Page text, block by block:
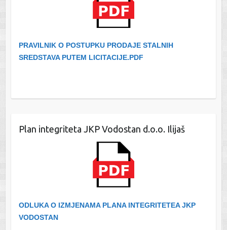
PRAVILNIK O POSTUPKU PRODAJE STALNIH
SREDSTAVA PUTEM LICITACIJE.PDF
Plan integriteta JKP Vodostan d.o.o. Ilijaš
ODLUKA O IZMJENAMA PLANA INTEGRITETEA JKP
VODOSTAN